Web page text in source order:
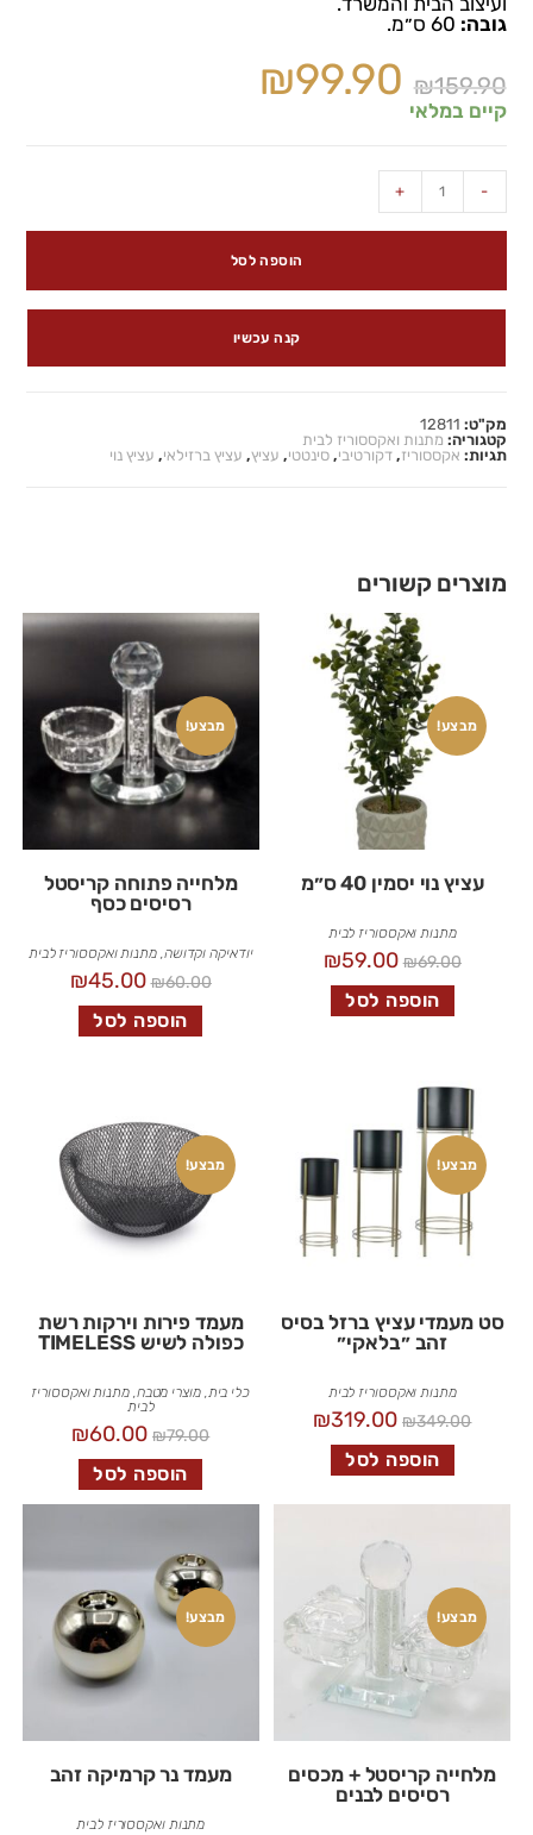
גובה: 60 ס״מ.
₪159.90
₪99.90
קיים במלאי
-
+
הוספה לסל
קנה עכשיו
מק"ט: 12811
קטגוריה: מתנות ואקססוריז לבית
תגיות: אקססוריז,דקורטיבי,סינטטי, עציץ, עציץ ברזילאי, עציץ נוי
מוצרים קשורים
מבצע!
עציץ נוי יסמין 40 ס״מ
מתנות ואקססוריז לבית
₪69.00
₪59.00
הוספה לסל
מבצע!
מלחייה פתוחה קריסטל
רסיסים כסף
יודאיקה וקדושה, מתנות ואקססוריז לבית
₪60.00
₪45.00
הוספה לסל
מבצע!
סט מעמדי עציץ ברזל בסיס
זהב ״בלאקי״
מתנות ואקססוריז לבית
₪349.00
₪319.00
הוספה לסל
מבצע!
מעמד פירות וירקות רשת
כפולה לשיש TIMELESS
כלי בית,מוצרי מטבח,מתנות ואקססוריז
לבית
₪79.00
₪60.00
הוספה לסל
מבצע!
מלחייה קריסטל + מכסים
רסיסים לבנים
מבצע!
מעמד נר קרמיקה זהב
מתנות ואקססוריז לבית